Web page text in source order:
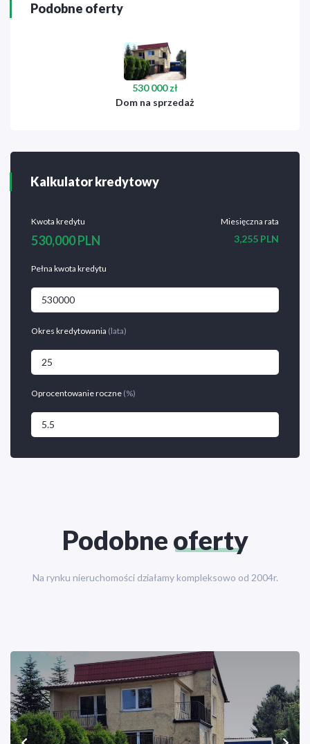
Podobne oferty
530 000 zł
Dom na sprzedaż
Kalkulator kredytowy
Kwota kredytu
530,000 PLN
Miesięczna rata
3,255 PLN
Pełna kwota kredytu
Okres kredytowania (lata)
Oprocentowanie roczne (%)
Podobneoferty
Na rynku nieruchomości działamy kompleksowo od 2004r.